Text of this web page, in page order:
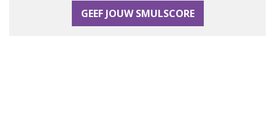
GEEF JOUW SMULSCORE